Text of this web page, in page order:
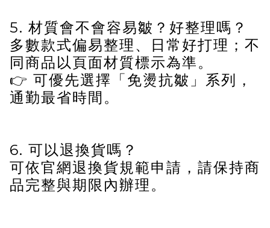
5. 材質會不會容易皺？好整理嗎？
多數款式偏易整理、日常好打理；不
同商品以頁面材質標示為準。
👉 可優先選擇「免燙抗皺」系列，
通勤最省時間。
6. 可以退換貨嗎？
可依官網退換貨規範申請，請保持商
品完整與期限內辦理。